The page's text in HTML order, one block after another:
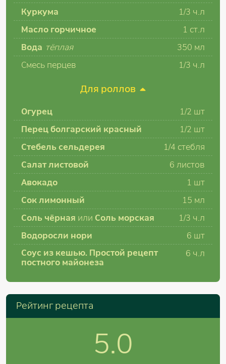
Куркума
1/3 ч.л
Масло горчичное
1 ст.л
Вода тёплая 350 мл
Смесь перцев
1/3 ч.л
Для роллов
Огурец 1/2 шт
Перец болгарский красный
1/2 шт
Стебель сельдерея
1/4 стебля
Салат листовой
6 листов
Авокадо
1 шт
Сок лимонный
15 мл
Соль чёрная или Соль морская 1/3 ч.л
Водоросли нори
6 шт
Соус из кешью. Простой рецепт
постного майонеза
6 ч.л
Рейтинг рецепта
5.0